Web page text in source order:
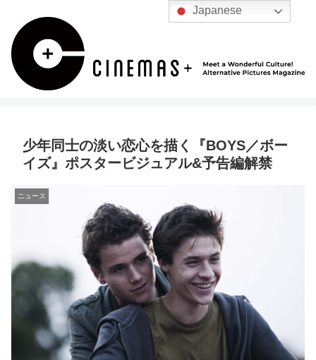
少年同士の淡い恋心を描く『BOYS／ボー
イズ』ポスタービジュアル&予告編解禁
ニュース
Japanese